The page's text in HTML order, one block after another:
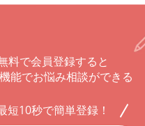
料で会員登録すると
能でお悩み相談ができる
短10秒で簡単登録！